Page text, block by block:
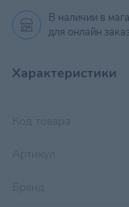
В наличии в
для онлайн
Характеристики